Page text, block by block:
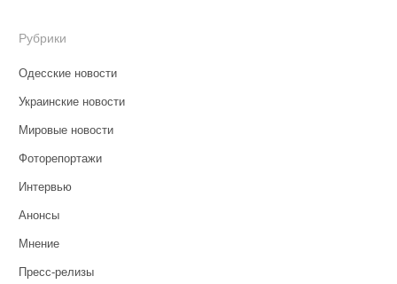
Рубрики
Одесские новости
Украинские новости
Мировые новости
Фоторепортажи
Интервью
Анонсы
Мнение
Пресс-релизы